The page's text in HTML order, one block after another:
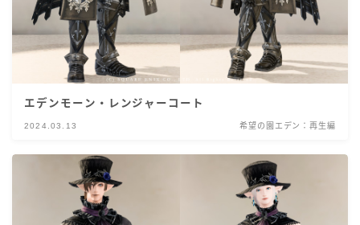
エデンモーン・レンジャーコート
2024.03.13 希望の園エデン：再生編